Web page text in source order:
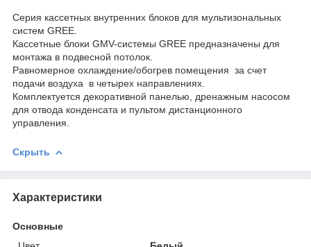
Серия кассетных внутренних блоков для мультизональных
систем GREE.
Кассетные блоки GMV-системы GREE предназначены для
монтажа в подвесной потолок.
Равномерное охлаждение/обогрев помещения за счет
подачи воздуха в четырех направлениях.
Комплектуется декоративной панелью, дренажным насосом
для отвода конденсата и пультом дистанционного
управления.
Скрыть
Характеристики
Основные